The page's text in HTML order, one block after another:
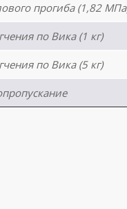
прогиба (1,82
по Вика (1 кг)
по Вика (5 кг)